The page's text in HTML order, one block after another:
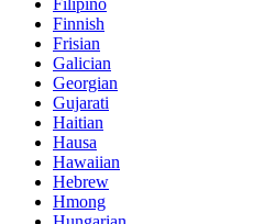
Finnish
Frisian
Galician
Georgian
Gujarati
Haitian
Hausa
Hawaiian
Hebrew
Hmong